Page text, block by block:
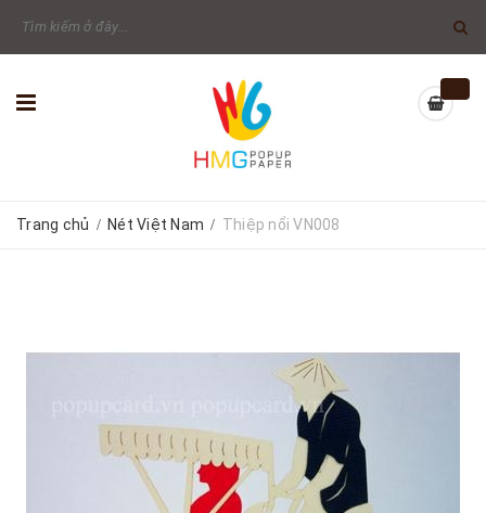
Trang chủ / Nét Việt Nam / Thiệp nổi VN008